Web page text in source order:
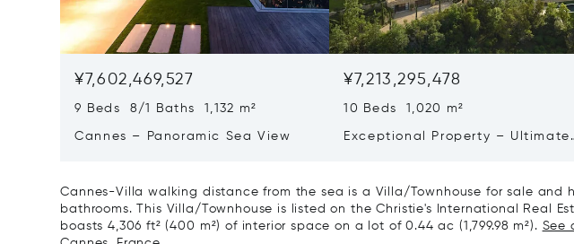
¥7,602,469,527
9 Beds 8/1 Baths 1,132 m²
Cannes – Panoramic Sea View
¥7,213,295,478
10 Beds 1,020 m²
Exceptional Property – Ultimate
Cannes-Villa walking distance from the sea is a Villa/Townhouse for sale and
bathrooms. This Villa/Townhouse is listed on the Christie's International Real
boasts 4,306 ft² (400 m²) of interior space on a lot of 0.44 ac (1,799.98 m²). See